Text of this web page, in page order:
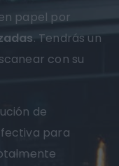
papel por
. Tendrás un
con su
de
para